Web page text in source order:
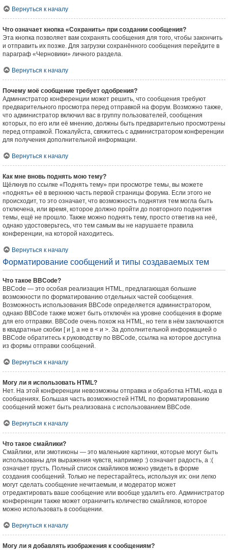
Вернуться к началу
Что означает кнопка «Сохранить» при создании сообщения?
Эта кнопка позволяет вам сохранять сообщения для того, чтобы закончить
и отправить их позже. Для загрузки сохранённого сообщения перейдите в
параграф «Черновики» личного раздела.
Вернуться к началу
Почему моё сообщение требует одобрения?
Администратор конференции может решить, что сообщения требуют
предварительного просмотра перед отправкой на форум. Возможно также,
что администратор включил вас в группу пользователей, сообщения
которых, по его или её мнению, должны быть предварительно просмотрены
перед отправкой. Пожалуйста, свяжитесь с администратором конференции
для получения дополнительной информации.
Вернуться к началу
Как мне вновь поднять мою тему?
Щёлкнув по ссылке «Поднять тему» при просмотре темы, вы можете
«поднять» её в верхнюю часть первой страницы форума. Если этого не
происходит, то это означает, что возможность поднятия тем могла быть
отключена, или время, которое должно пройти до повторного поднятия
темы, ещё не прошло. Также можно поднять тему, просто ответив на неё,
однако удостоверьтесь, что тем самым вы не нарушаете правила
конференции, на которой находитесь.
Вернуться к началу
Форматирование сообщений и типы создаваемых тем
Что такое BBCode?
BBCode — это особая реализация HTML, предлагающая большие
возможности по форматированию отдельных частей сообщения.
Возможность использования BBCode определяется администратором,
однако BBCode также может быть отключён на уровне сообщения в форме
для его отправки. BBCode очень похож на HTML, но теги в нём заключаются
в квадратные скобки [ и ], а не в < и >. За дополнительной информацией о
BBCode обратитесь к руководству по BBCode, ссылка на которое доступна
из формы отправки сообщений.
Вернуться к началу
Могу ли я использовать HTML?
Нет. На этой конференции невозможны отправка и обработка HTML-кода в
сообщениях. Большая часть возможностей HTML по форматированию
сообщений может быть реализована с использованием BBCode.
Вернуться к началу
Что такое смайлики?
Смайлики, или эмотиконы — это маленькие картинки, которые могут быть
использованы для выражения чувств, например :) означает радость, а :(
означает грусть. Полный список смайликов можно увидеть в форме
создания сообщений. Только не перестарайтесь, используя их: они легко
могут сделать сообщение нечитаемым, и модератор может
отредактировать ваше сообщение или вообще удалить его. Администратор
конференции также может ограничить количество смайликов, которое
можно использовать в сообщении.
Вернуться к началу
Могу ли я добавлять изображения к сообщениям?